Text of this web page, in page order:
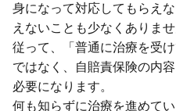
⾝になって対応してもらえ
えないことも少なくありませ
従って、「普通に治療を受
ではなく、⾃賠責保険の内
必要になります。
何も知らずに治療を進めて